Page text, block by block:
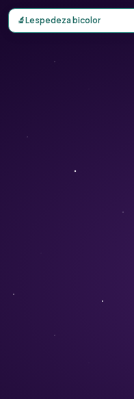
Carte d'observation du
🔬Lespedeza bicolor